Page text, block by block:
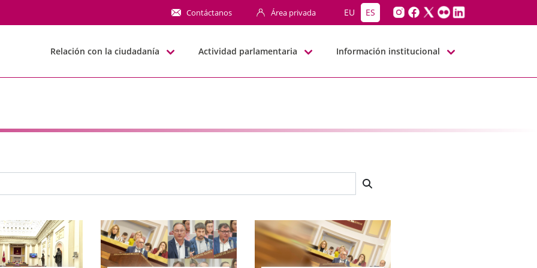
Contáctanos Área privada EU ES
Relación con la ciudadanía Actividad parlamentaria Información institucional
búsqueda